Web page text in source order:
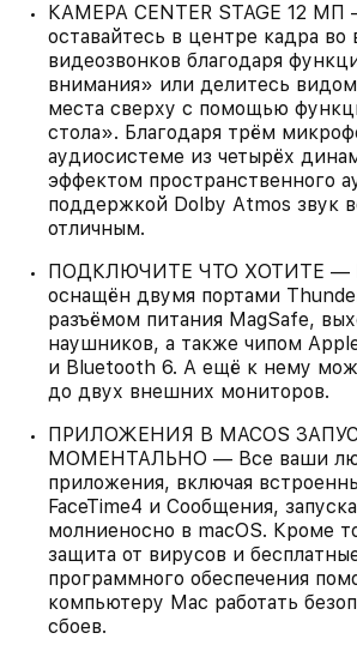
КАМЕРА CENTER STAGE 12 МП
оставайтесь в центре кадра во
видеозвонков благодаря
внимания» или делитесь видом
места сверху с помощью
стола». Благодаря трём
аудиосистеме из четырёх
эффектом пространственного
поддержкой Dolby Atmos звук
отличным.
ПОДКЛЮЧИТЕ ЧТО ХОТИТЕ —
оснащён двумя портами
разъёмом питания MagSafe,
наушников, а также чипом
и Bluetooth 6. А ещё к нему
до двух внешних мониторов.
ПРИЛОЖЕНИЯ В MACOS
МОМЕНТАЛЬНО — Все ваши
приложения, включая
FaceTime4 и Сообщения,
молниеносно в macOS. Кроме
защита от вирусов и
программного обеспечения
компьютеру Mac работать
сбоев.